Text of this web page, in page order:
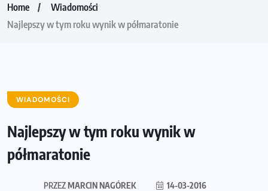
Home
Wiadomości
Najlepszy w tym roku wynik w półmaratonie
WIADOMOŚCI
Najlepszy w tym roku wynik w
półmaratonie
PRZEZMARCIN NAGÓREK 14-03-2016